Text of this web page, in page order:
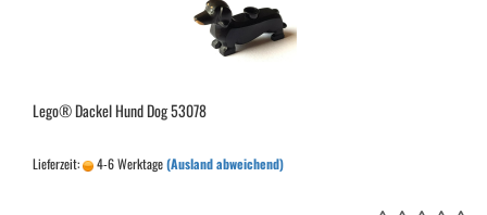
Lego® Dackel Hund Dog 53078
Lieferzeit: 4-6 Werktage(Ausland abweichend)